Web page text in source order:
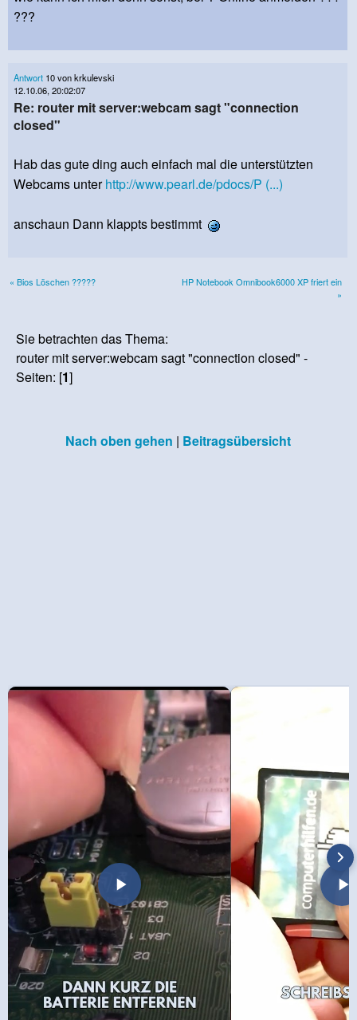
???
Antwort 10 von krkulevski
12.10.06, 20:02:07
Re: router mit server:webcam sagt "connection
closed"
Hab das gute ding auch einfach mal die unterstützten
Webcams unterhttp://www.pearl.de/pdocs/P (...)
anschaun Dann klappts bestimmt
« Bios Löschen ?????
HP Notebook Omnibook6000 XP friert ein
»
Sie betrachten das Thema:
router mit server:webcam sagt "connection closed" -
Seiten: [1]
Nach oben gehen | Beitragsübersicht